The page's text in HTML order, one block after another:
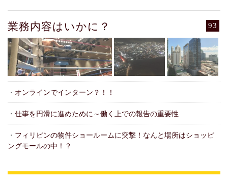
93
業務内容はいかに？
・ オンラインでインターン？！！
・ 仕事を円滑に進めために～働く上での報告の重要性
・ フィリピンの物件ショールームに突撃！なんと場所はショッピ
ングモールの中！？